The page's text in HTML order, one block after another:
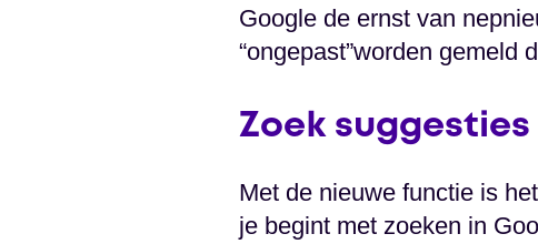
Google de ernst van
“ongepast”worden gemeld
Zoek
Met de nieuwe functie is
je begint met zoeken in